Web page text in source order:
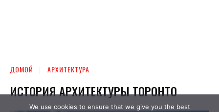
We use cookies to ensure that we give you the best